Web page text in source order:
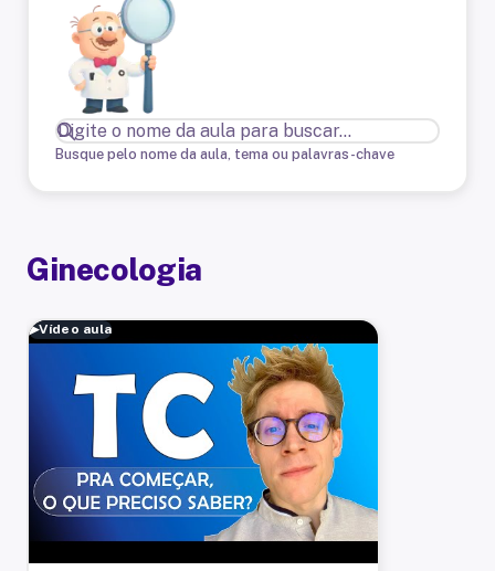
Busque pelo nome da aula, tema ou palavras-chave
Ginecologia
▶Vídeo aula